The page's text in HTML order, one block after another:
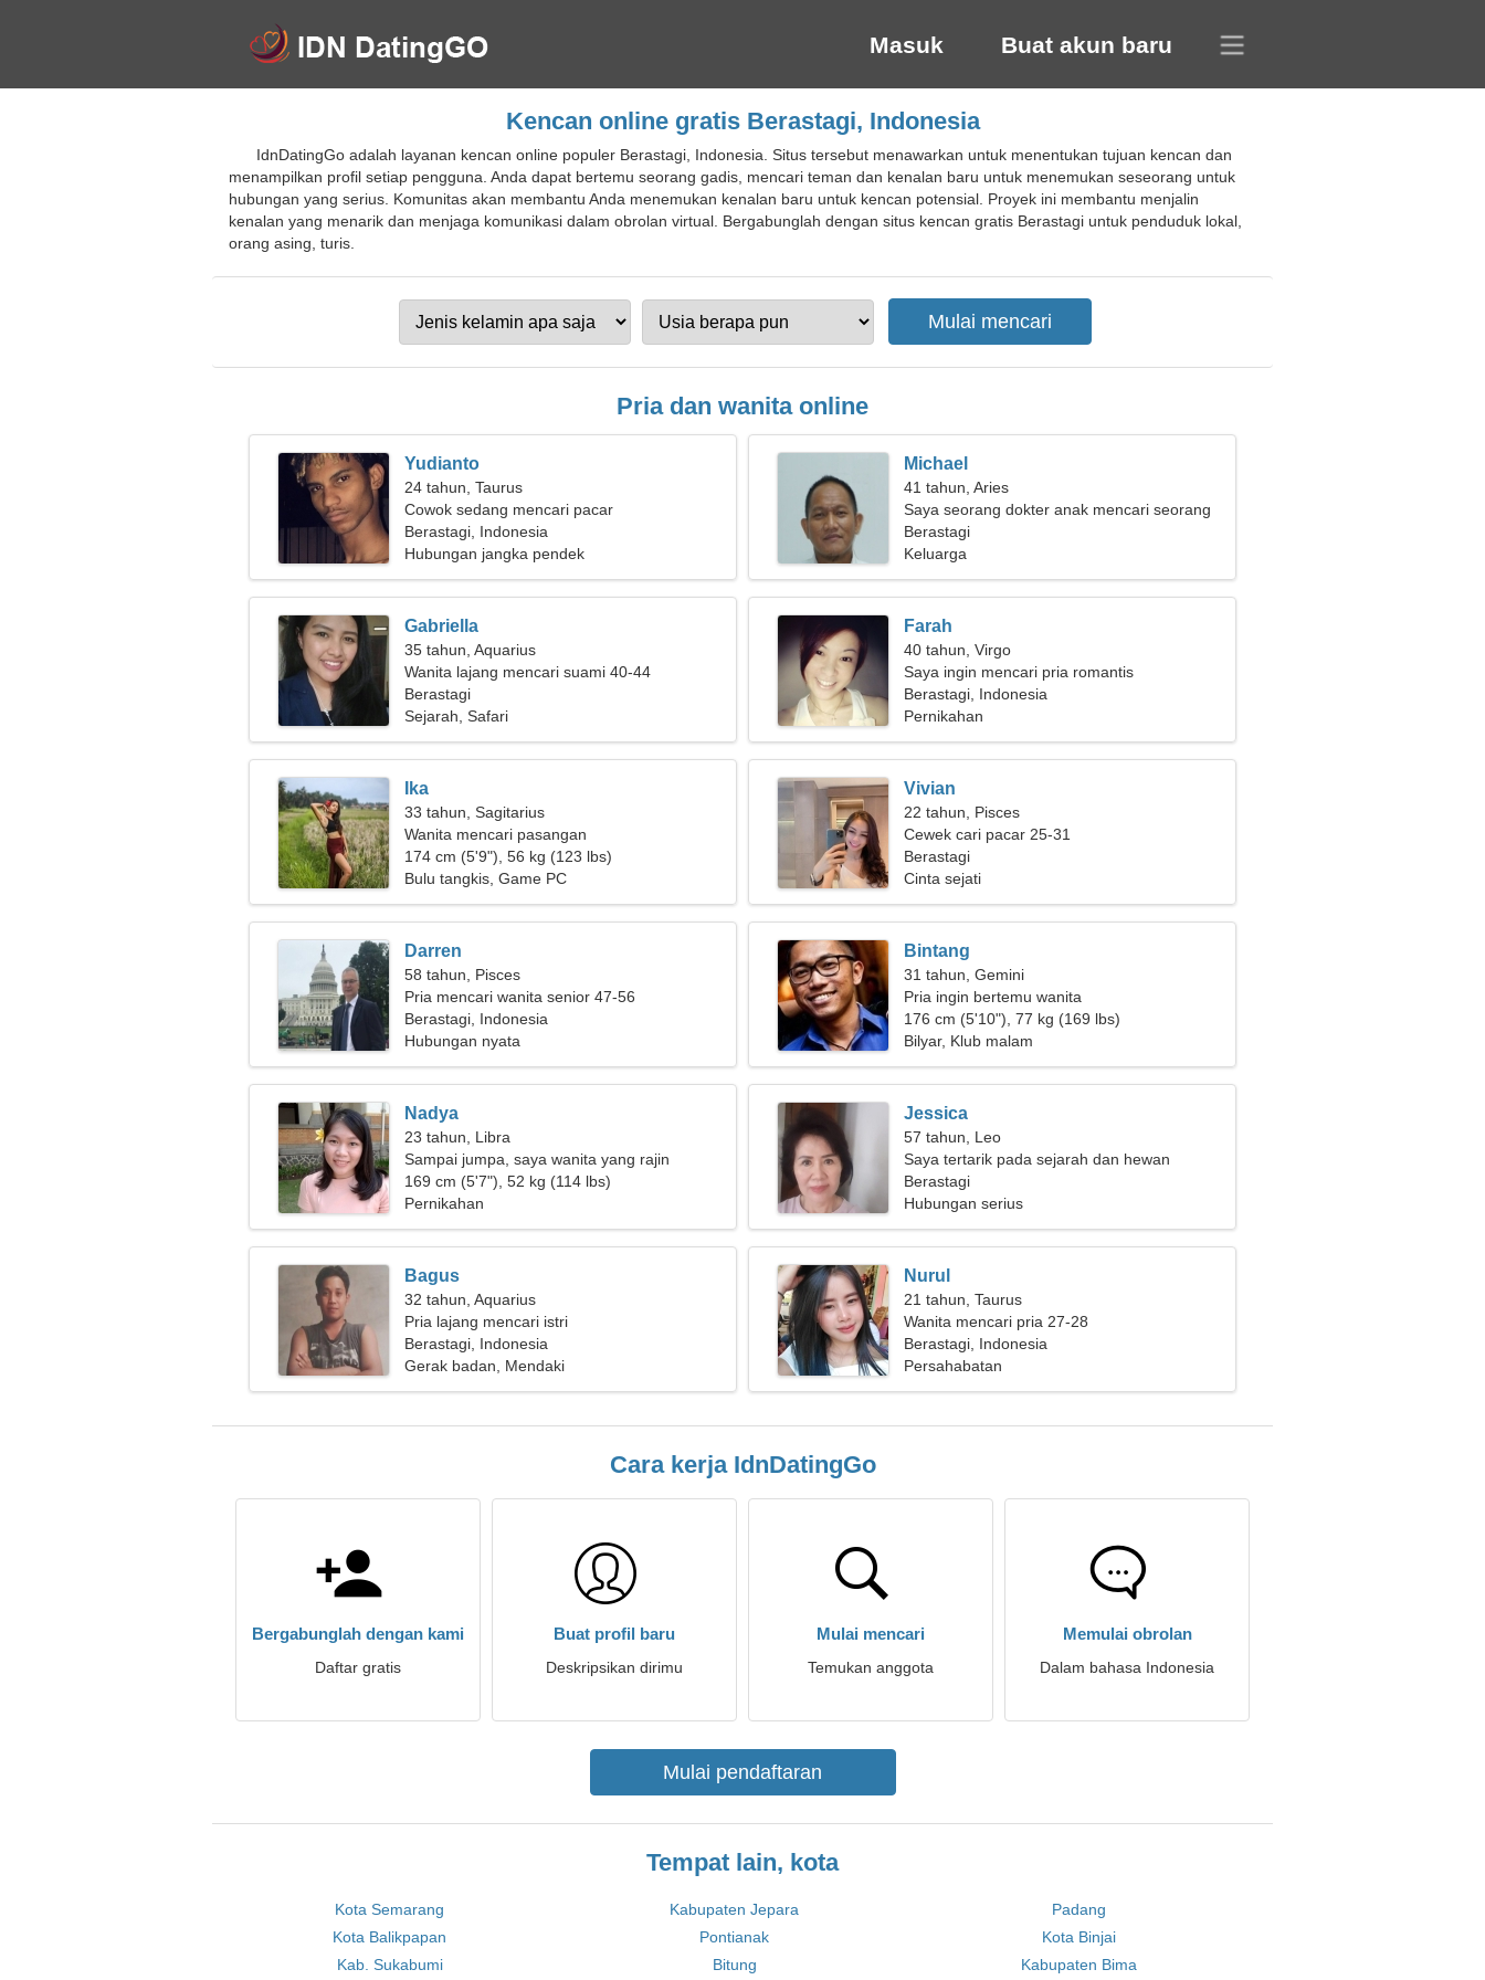
Masuk Buat akun baru
Kencan online gratis Berastagi, Indonesia
IdnDatingGo adalah layanan kencan online populer Berastagi, Indonesia. Situs tersebut menawarkan untuk menentukan tujuan kencan dan
menampilkan profil setiap pengguna. Anda dapat bertemu seorang gadis, mencari teman dan kenalan baru untuk menemukan seseorang untuk
hubungan yang serius. Komunitas akan membantu Anda menemukan kenalan baru untuk kencan potensial. Proyek ini membantu menjalin
kenalan yang menarik dan menjaga komunikasi dalam obrolan virtual. Bergabunglah dengan situs kencan gratis Berastagi untuk penduduk lokal,
orang asing, turis.
Pria dan wanita online
Yudianto
24 tahun, Taurus
Cowok sedang mencari pacar
Berastagi, Indonesia
Hubungan jangka pendek
Michael
41 tahun, Aries
Saya seorang dokter anak mencari seorang
wanita cantik
Berastagi
Keluarga
Gabriella
35 tahun, Aquarius
Wanita lajang mencari suami 40-44
Berastagi
Sejarah, Safari
Farah
40 tahun, Virgo
Saya ingin mencari pria romantis
Berastagi, Indonesia
Pernikahan
Ika
33 tahun, Sagitarius
Wanita mencari pasangan
174 cm (5'9"), 56 kg (123 lbs)
Bulu tangkis, Game PC
Vivian
22 tahun, Pisces
Cewek cari pacar 25-31
Berastagi
Cinta sejati
Darren
58 tahun, Pisces
Pria mencari wanita senior 47-56
Berastagi, Indonesia
Hubungan nyata
Bintang
31 tahun, Gemini
Pria ingin bertemu wanita
176 cm (5'10"), 77 kg (169 lbs)
Bilyar, Klub malam
Nadya
23 tahun, Libra
Sampai jumpa, saya wanita yang rajin
169 cm (5'7"), 52 kg (114 lbs)
Pernikahan
Jessica
57 tahun, Leo
Saya tertarik pada sejarah dan hewan
peliharaan
Berastagi
Hubungan serius
Bagus
32 tahun, Aquarius
Pria lajang mencari istri
Berastagi, Indonesia
Gerak badan, Mendaki
Nurul
21 tahun, Taurus
Wanita mencari pria 27-28
Berastagi, Indonesia
Persahabatan
Cara kerja IdnDatingGo
Bergabunglah dengan kami
Daftar gratis
Buat profil baru
Deskripsikan dirimu
Mulai mencari
Temukan anggota
Memulai obrolan
Dalam bahasa Indonesia
Mulai pendaftaran
Tempat lain, kota
Kota Semarang Kabupaten Jepara
Padang
Kota Balikpapan
Pontianak
Kota Binjai
Kab. Sukabumi
Bitung Kabupaten Bima